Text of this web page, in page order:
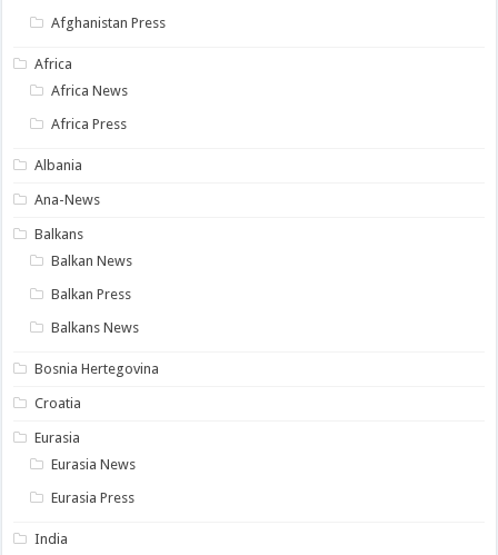
Afghanistan Press
Africa
Africa News
Africa Press
Albania
Ana-News
Balkans
Balkan News
Balkan Press
Balkans News
Bosnia Hertegovina
Croatia
Eurasia
Eurasia News
Eurasia Press
India